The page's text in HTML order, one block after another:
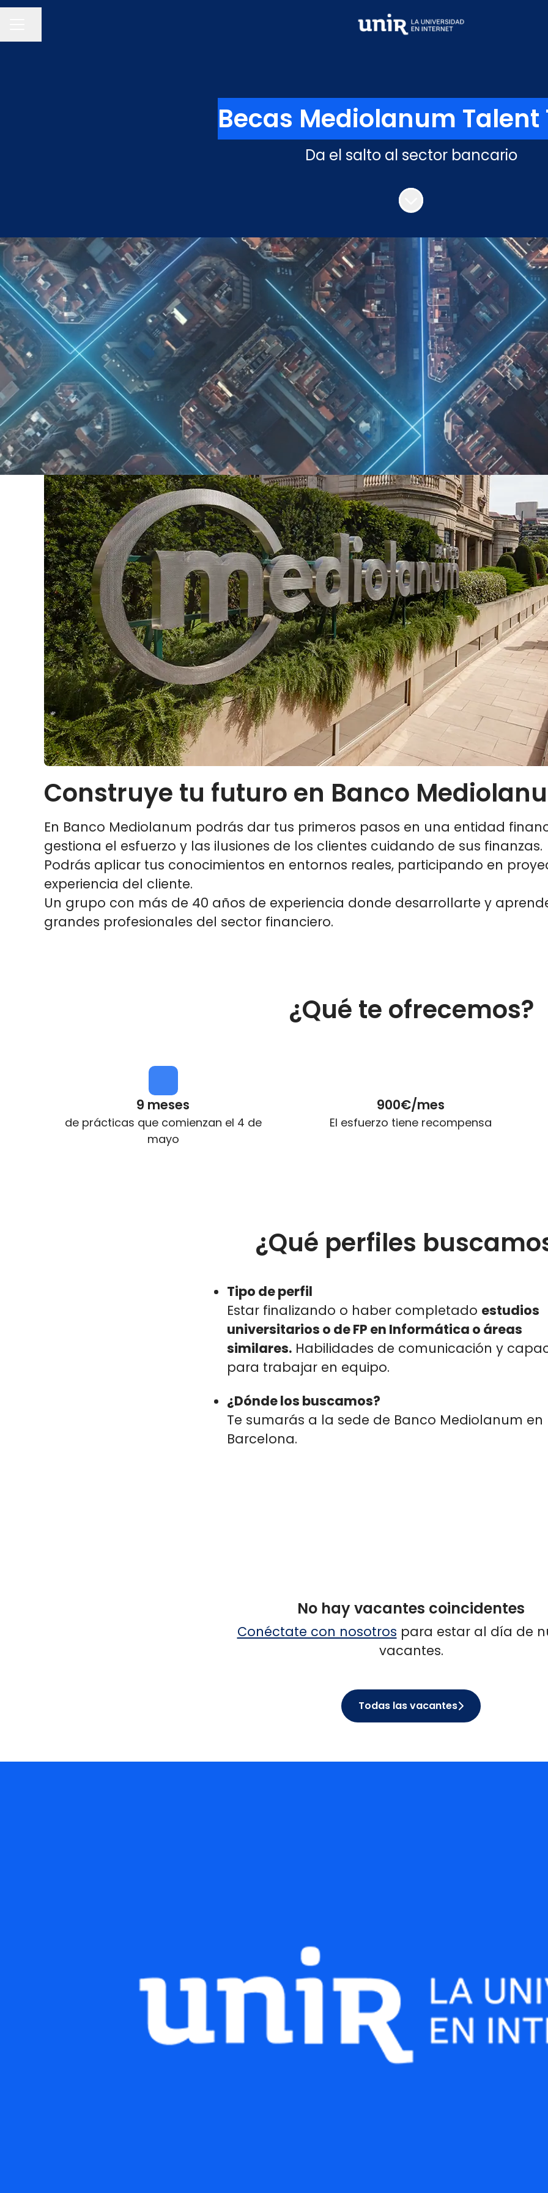
Becas Mediolanum Talent
Da el salto al sector bancario
Más contenido
Construye tu futuro en Banco
En Banco Mediolanum podrás dar tus primeros pasos en una entidad
gestiona el esfuerzo y las ilusiones de los clientes cuidando de sus finanzas.
Podrás aplicar tus conocimientos en entornos reales, participando en
experiencia del cliente.
Un grupo con más de 40 años de experiencia donde desarrollarte y
grandes profesionales del sector financiero.
¿Qué te ofrecemos?
9 meses
de prácticas que comienzan el 4 de
mayo
900€/mes
El esfuerzo tiene recompensa
¿Qué perfiles
Tipo de perfil
Estar finalizando o haber completado estudios
universitarios o de FP en Informática o áreas
similares. Habilidades de comunicación y
para trabajar en equipo.
¿Dónde los buscamos?
Te sumarás a la sede de Banco Mediolanum en
Barcelona.
No hay vacantes coincidentes
Conéctate con nosotros para estar al día de
vacantes.
Todas las vacantes